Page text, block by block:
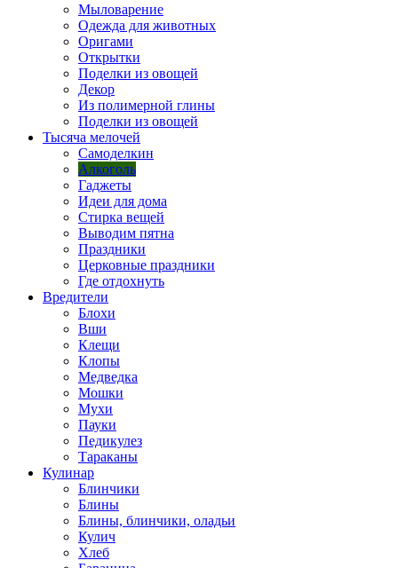
Мыловарение
Одежда для животных
Оригами
Открытки
Поделки из овощей
Декор
Из полимерной глины
Поделки из овощей
Тысяча мелочей
Самоделкин
Алкоголь
Гаджеты
Идеи для дома
Стирка вещей
Выводим пятна
Праздники
Церковные праздники
Где отдохнуть
Вредители
Блохи
Вши
Клещи
Клопы
Медведка
Мошки
Мухи
Пауки
Педикулез
Тараканы
Кулинар
Блинчики
Блины
Блины, блинчики, оладьи
Кулич
Хлеб